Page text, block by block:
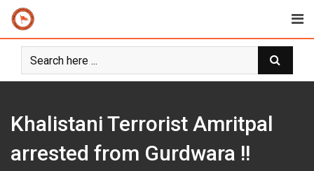
Skip
content
Khalistani Terrorist Amritpal
arrested from Gurdwara !!